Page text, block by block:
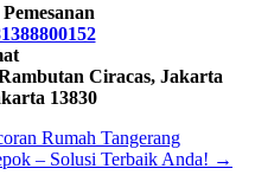
Ciracas, Jakarta
13830
Rumah Tangerang
– Solusi Terbaik Anda! →